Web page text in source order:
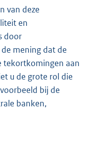
van deze
en
door
mening dat de
tekortkomingen aan
u de grote rol die
bij de
banken,